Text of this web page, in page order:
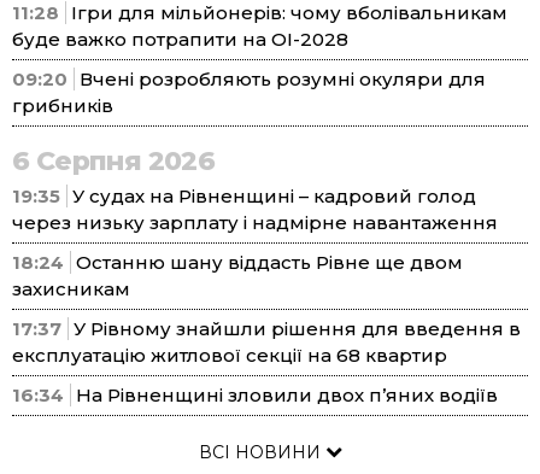
11:28
Ігри для мільйонерів: чому вболівальникам
буде важко потрапити на ОІ-2028
09:20
Вчені розробляють розумні окуляри для
грибників
6 Серпня 2026
19:35 У судах на Рівненщині – кадровий голод
через низьку зарплату і надмірне навантаження
18:24 Останню шану віддасть Рівне ще двом
захисникам
17:37 У Рівному знайшли рішення для введення в
експлуатацію житлової секції на 68 квартир
16:34
На Рівненщині зловили двох п’яних водіїв
ВСІ НОВИНИ